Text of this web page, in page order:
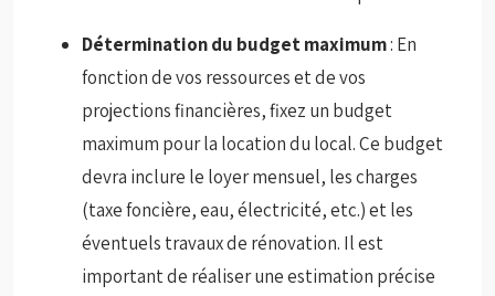
Détermination du budget maximum: En
fonction de vos ressources et de vos
projections financières, fixez un budget
maximum pour la location du local. Ce budget
devra inclure le loyer mensuel, les charges
(taxe foncière, eau, électricité, etc.) et les
éventuels travaux de rénovation. Il est
important de réaliser une estimation précise